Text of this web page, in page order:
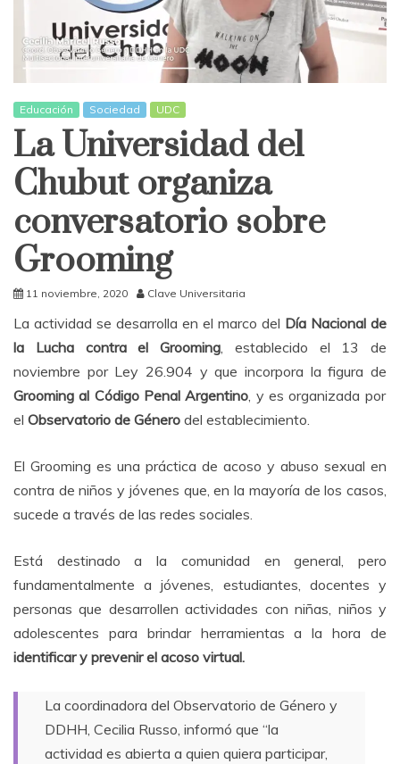
Educación Sociedad UDC
La Universidad del
Chubut organiza
conversatorio sobre
Grooming
11 noviembre, 2020 Clave Universitaria
La actividad se desarrolla en el marco del Día Nacional de
la Lucha contra el Grooming, establecido el 13 de
noviembre por Ley 26.904 y que incorpora la figura de
Grooming al Código Penal Argentino, y es organizada por
el Observatorio de Género del establecimiento.
El Grooming es una práctica de acoso y abuso sexual en
contra de niños y jóvenes que, en la mayoría de los casos,
sucede a través de las redes sociales.
Está destinado a la comunidad en general, pero
fundamentalmente a jóvenes, estudiantes, docentes y
personas que desarrollen actividades con niñas, niños y
adolescentes para brindar herramientas a la hora de
identificar y prevenir el acoso virtual.
La coordinadora del Observatorio de Género y
DDHH, Cecilia Russo, informó que “la
actividad es abierta a quien quiera participar,